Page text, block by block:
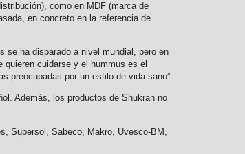
como en MDF (marca de
en concreto en la referencia de
se ha disparado a nivel mundial, pero en
cuidarse y el hummus es el
preocupadas por un estilo de vida sano”.
Además, los productos de Shukran no
Supersol, Sabeco, Makro, Uvesco-BM,